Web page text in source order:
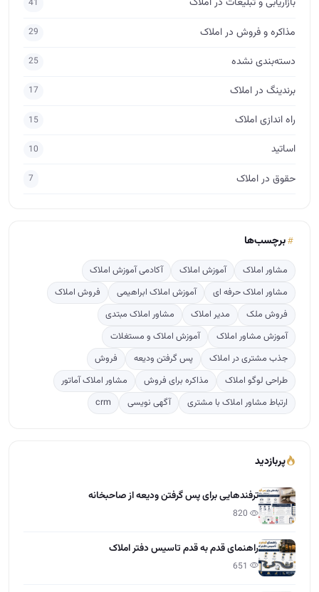
بازاریابی و تبلیغات در املاک 41
مذاکره و فروش در املاک 29
دسته‌بندی نشده 25
برندینگ در املاک 17
راه اندازی املاک 15
اساتید 10
حقوق در املاک 7
برچسب‌ها
مشاور املاک آموزش املاک
آکادمی آموزش املاک
مشاور املاک حرفه ای
آموزش املاک ابراهیمی
فروش املاک
فروش ملک
مدیر املاک
مشاور املاک مبتدی
آموزش مشاور املاک
آموزش املاک و مستغلات
جذب مشتری در املاک
پس گرفتن ودیعه
فروش
طراحی لوگو املاک
مذاکره برای فروش
مشاور املاک آماتور
ارتباط مشاور املاک با مشتری
آگهی نویسی crm
پربازدید
ترفندهایی برای پس گرفتن ودیعه از صاحبخانه
راهنمای قدم به قدم تاسیس دفتر املاک